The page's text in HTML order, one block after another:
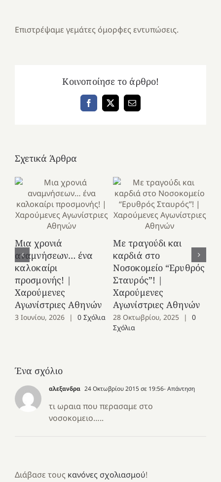
Επιστρέψαμε γεμάτες όμορφες εντυπώσεις.
Κοινοποίησε το άρθρο!
Facebook
X Email
Σχετικά Άρθρα
Μια χρονιά
αναμνήσεων… ένα
καλοκαίρι
προσμονής! |
Χαρούμενες
Αγωνίστριες Αθηνών
3 Ιουνίου, 2026 | 0 Σχόλια
Με τραγούδι και
καρδιά στο
Νοσοκομείο “Ερυθρός
Σταυρός”! |
Χαρούμενες
Αγωνίστριες Αθηνών
28 Οκτωβρίου, 2025 |
0
Σχόλια
Ένα σχόλιο
αλεξανδρα 24 Οκτωβρίου 2015 σε 19:56- Απάντηση
τι ωραια που περασαμε στο
νοσοκομειο…..
Διάβασε τους κανόνες σχολιασμού!